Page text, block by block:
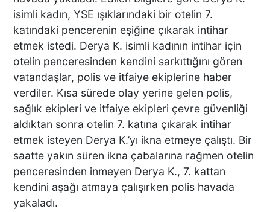
DENİZLİ’DEN TATİLE GİDEN
GRUBUN GÖZÜ ÖNÜNDE
TEKNE ÇALIŞANLARI
BİRBİRİNE GİRDİ!
ÜNLÜ YÖNETMEN EZEL
AKAY’A ŞOK OPERASYON!
KARDEŞİYLE GÖZALTINA
ALINDI
DENİZLİ’DE ÇARPIŞMANIN
ŞİDDETİYLE SAVRULDU! 5
ARAÇ HASAR GÖRDÜ
isimli kadın, YSE ışıklarındaki bir otelin 7.
katındaki pencerenin eşiğine çıkarak intihar
etmek istedi. Derya K. isimli kadının intihar için
otelin penceresinden kendini sarkıttığını gören
vatandaşlar, polis ve itfaiye ekiplerine haber
verdiler. Kısa sürede olay yerine gelen polis,
sağlık ekipleri ve itfaiye ekipleri çevre güvenliği
aldıktan sonra otelin 7. katına çıkarak intihar
etmek isteyen Derya K.’yı ikna etmeye çalıştı. Bir
saatte yakın süren ikna çabalarına rağmen otelin
penceresinden inmeyen Derya K., 7. kattan
kendini aşağı atmaya çalışırken polis havada
yakaladı.